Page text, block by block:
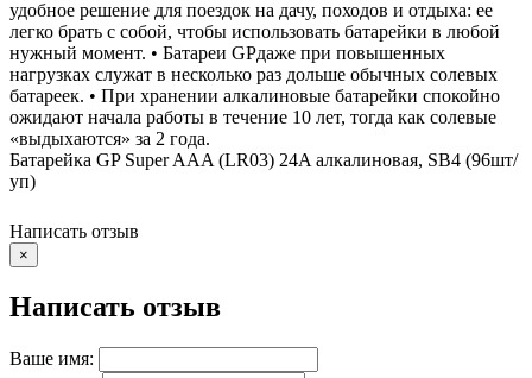
удобное решение для поездок на дачу, походов и отдыха: ее
легко брать с собой, чтобы использовать батарейки в любой
нужный момент. • Батареи GPдаже при повышенных
нагрузках служат в несколько раз дольше обычных солевых
батареек. • При хранении алкалиновые батарейки спокойно
ожидают начала работы в течение 10 лет, тогда как солевые
«выдыхаются» за 2 года.
Батарейка GP Super AAA (LR03) 24A алкалиновая, SB4 (96шт/
уп)
Написать отзыв
×
Написать отзыв
Ваше имя: